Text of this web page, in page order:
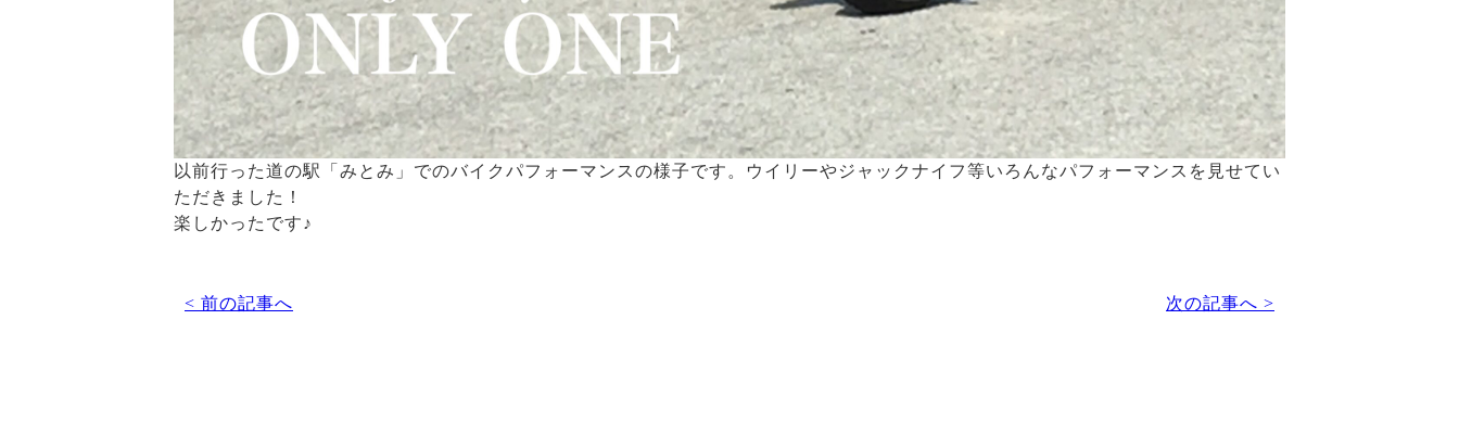
以前行った道の駅「みとみ」でのバイクパフォーマンスの様子です。ウイリーやジャックナイフ等いろんなパフォーマンスを見せてい
ただきました！
楽しかったです♪
< 前の記事へ 次の記事へ >